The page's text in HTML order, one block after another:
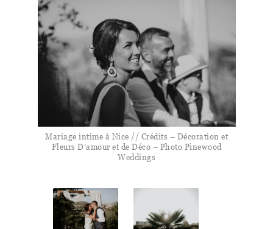
Mariage intime à Nice // Crédits – Décoration et
Fleurs D’amour et de Déco – Photo Pinewood
Weddings